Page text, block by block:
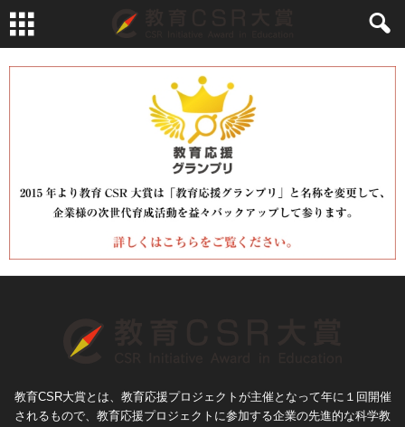
教育CSR大賞とは、教育応援プロジェクトが主催となって年に１回開催
されるもので、教育応援プロジェクトに参加する企業の先進的な科学教